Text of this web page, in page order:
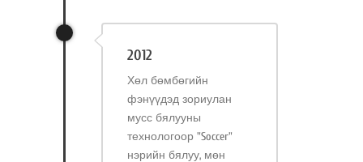
2012
Хөл бөмбөгийн
фэнүүдэд зориулан
мусс бялууны
технологоор "Soccer"
нэрийн бялуу, мөн